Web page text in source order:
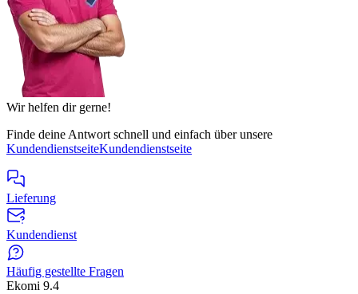
Wir helfen dir gerne!
Finde deine Antwort schnell und einfach über unsere
KundendienstseiteKundendienstseite
Lieferung
Kundendienst
Häufig gestellte Fragen
Ekomi 9.4